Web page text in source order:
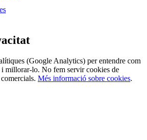
(Google Analytics) per entendre com
i millorar-lo. No fem servir cookies de
Més informació sobre cookies.